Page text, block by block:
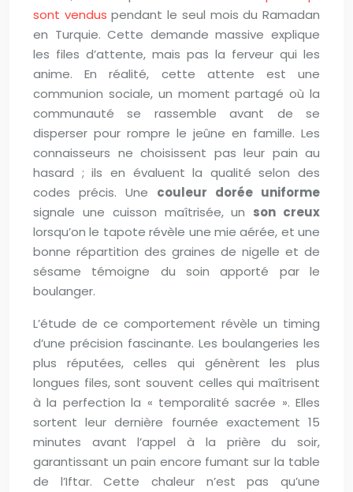
sont vendus pendant le seul mois du Ramadan
en Turquie. Cette demande massive explique
les files d’attente, mais pas la ferveur qui les
anime. En réalité, cette attente est une
communion sociale, un moment partagé où la
communauté se rassemble avant de se
disperser pour rompre le jeûne en famille. Les
connaisseurs ne choisissent pas leur pain au
hasard ; ils en évaluent la qualité selon des
codes précis. Une couleur dorée uniforme
signale une cuisson maîtrisée, un son creux
lorsqu’on le tapote révèle une mie aérée, et une
bonne répartition des graines de nigelle et de
sésame témoigne du soin apporté par le
boulanger.
L’étude de ce comportement révèle un timing
d’une précision fascinante. Les boulangeries les
plus réputées, celles qui génèrent les plus
longues files, sont souvent celles qui maîtrisent
à la perfection la « temporalité sacrée ». Elles
sortent leur dernière fournée exactement 15
minutes avant l’appel à la prière du soir,
garantissant un pain encore fumant sur la table
de l’Iftar. Cette chaleur n’est pas qu’une